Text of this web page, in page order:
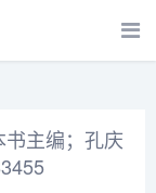
书主编；孔庆